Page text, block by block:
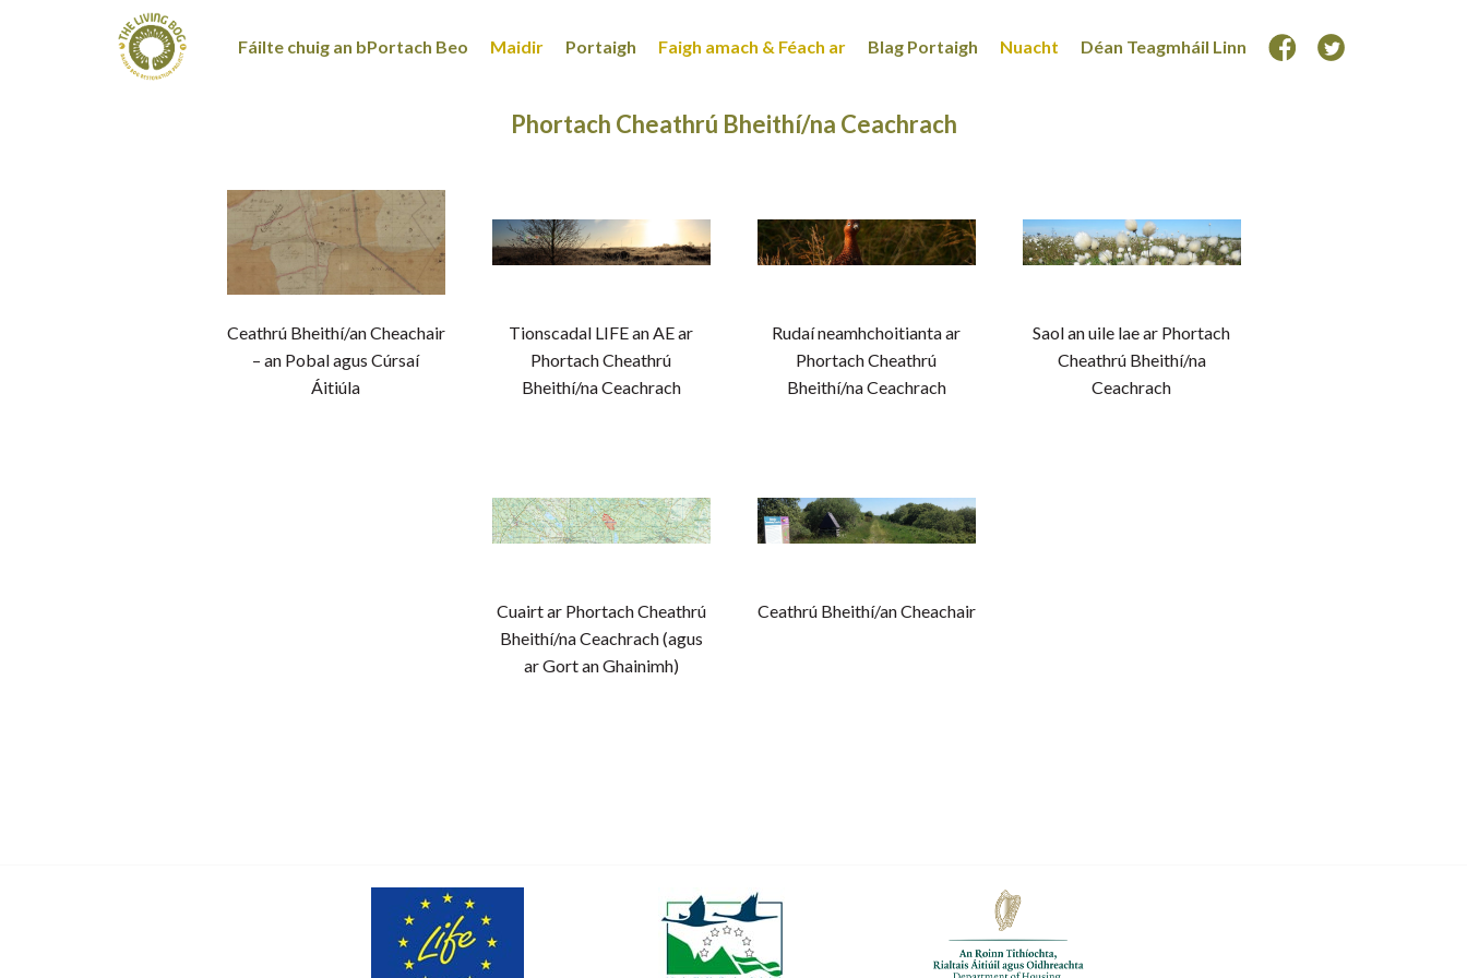
Fáilte chuig an bPortach Beo Maidir Portaigh Faigh amach & Féach ar Blag Portaigh Nuacht Déan Teagmháil Linn
Phortach Cheathrú Bheithí/na Ceachrach
Ceathrú Bheithí/an Cheachair
– an Pobal agus Cúrsaí
Áitiúla
Tionscadal LIFE an AE ar
Phortach Cheathrú
Bheithí/na Ceachrach
Rudaí neamhchoitianta ar
Phortach Cheathrú
Bheithí/na Ceachrach
Saol an uile lae ar Phortach
Cheathrú Bheithí/na
Ceachrach
Cuairt ar Phortach Cheathrú
Bheithí/na Ceachrach (agus
ar Gort an Ghainimh)
Ceathrú Bheithí/an Cheachair